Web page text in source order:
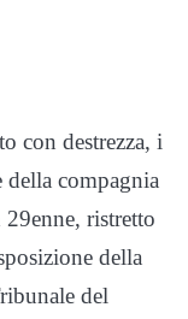
con destrezza, i
compagnia
ristretto
della
del